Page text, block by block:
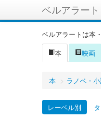
ベルアラート
ベルアラートは本
本
映画
本 > ラノベ・
レーベル別